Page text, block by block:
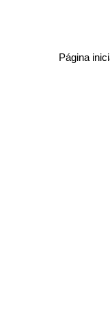
Página